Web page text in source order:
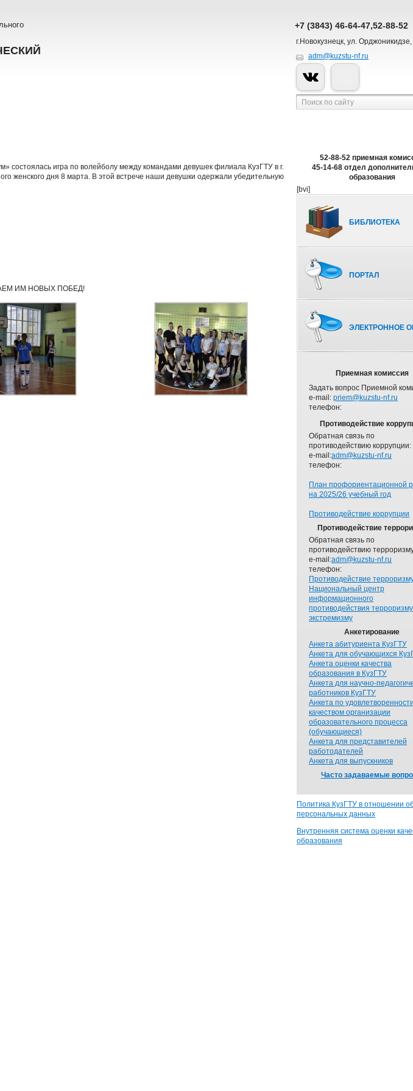
+7 (3843) 46-64-47,52-88-52
г.Новокузнецк, ул.
adm@kuzstu-nf.ru
состоялась игра по волейболу между командами девушек филиала КузГТУ в г.
женского дня 8 марта. В этой встрече наши девушки одержали убедительную
ИМ НОВЫХ ПОБЕД!
52-88-52 приемная
45-14-68 отдел
образования
[bvi]
БИБЛИОТЕКА
ПОРТАЛ
ЭЛЕКТРОННОЕ
Приемная комиссия
Задать вопрос Приемной
e-mail: priem@kuzstu-nf.ru
телефон:
Противодействие
Обратная связь по
противодействию коррупции:
e-mail:adm@kuzstu-nf.ru
телефон:
План профориентационной
на 2025/26 учебный год
Противодействие коррупции
Противодействие
Обратная связь по
противодействию
e-mail:adm@kuzstu-nf.ru
телефон:
Противодействие
Национальный центр
информационного
противодействия
экстремизму
Анкетирование
Анкета абитуриента КузГТУ
Анкета для обучающихся
Анкета оценки качества
образования в КузГТУ
Анкета для научно-
работников КузГТУ
Анкета по
качеством организации
образовательного процесса
(обучающиеся)
Анкета для представителей
работодателей
Анкета для выпускников
Часто задаваемые
Политика КузГТУ в отношении
персональных данных
Внутренняя система оценки
образования